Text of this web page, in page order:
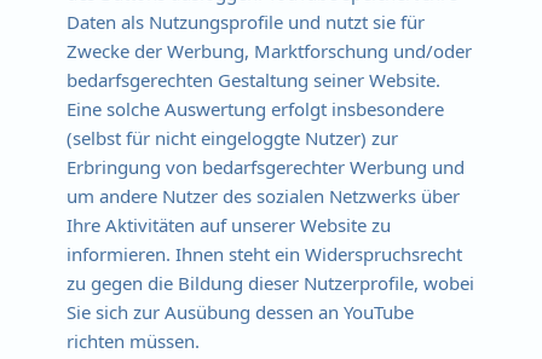
Daten als Nutzungsprofile und nutzt sie für
Zwecke der Werbung, Marktforschung und/oder
bedarfsgerechten Gestaltung seiner Website.
Eine solche Auswertung erfolgt insbesondere
(selbst für nicht eingeloggte Nutzer) zur
Erbringung von bedarfsgerechter Werbung und
um andere Nutzer des sozialen Netzwerks über
Ihre Aktivitäten auf unserer Website zu
informieren. Ihnen steht ein Widerspruchsrecht
zu gegen die Bildung dieser Nutzerprofile, wobei
Sie sich zur Ausübung dessen an YouTube
richten müssen.